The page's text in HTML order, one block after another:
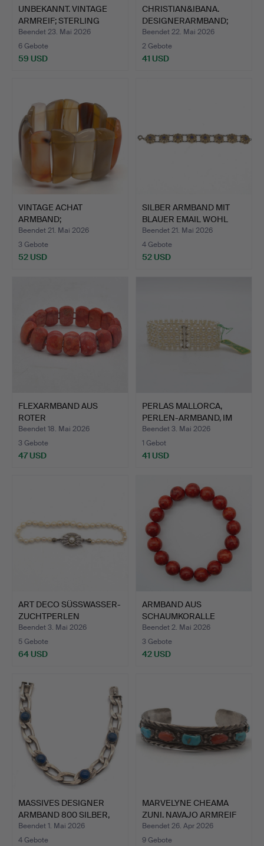
UNBEKANNT. VINTAGE
ARMREIF; STERLING
SILBE…
Beendet 23. Mai 2026
6 Gebote
59 USD
CHRISTIAN&IBANA.
DESIGNERARMBAND;
VERGOLDE…
Beendet 22. Mai 2026
2 Gebote
41 USD
VINTAGE ACHAT
ARMBAND;
VERSCHIEDENE
FARBEN…
Beendet 21. Mai 2026
3 Gebote
52 USD
SILBER ARMBAND MIT
BLAUER EMAIL WOHL
THEOD…
Beendet 21. Mai 2026
4 Gebote
52 USD
FLEXARMBAND AUS
ROTER
SCHAUMKORALLE, IN FO…
Beendet 18. Mai 2026
3 Gebote
47 USD
PERLAS MALLORCA,
PERLEN-ARMBAND, IM
STRUKT…
Beendet 3. Mai 2026
1 Gebot
41 USD
ART DECO SÜSSWASSER-
ZUCHTPERLEN
ARMBAND, 8…
Beendet 3. Mai 2026
5 Gebote
64 USD
ARMBAND AUS
SCHAUMKORALLE
PERLEN.
Beendet 2. Mai 2026
3 Gebote
42 USD
MASSIVES DESIGNER
ARMBAND 800 SILBER,
DURC…
Beendet 1. Mai 2026
4 Gebote
MARVELYNE CHEAMA
ZUNI. NAVAJO ARMREIF
STER…
Beendet 26. Apr 2026
9 Gebote